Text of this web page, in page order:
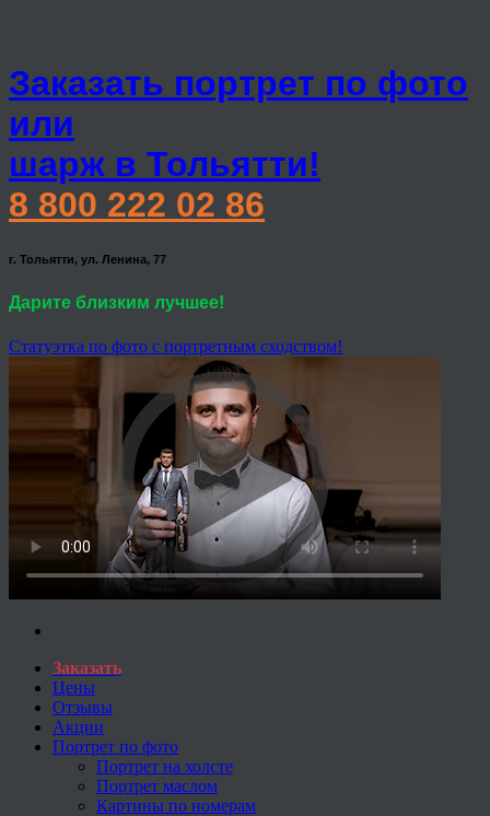
Заказать портрет по фото
или
шарж в Тольятти!
8 800 222 02 86
г. Тольятти, ул. Ленина, 77
Дарите близким лучшее!
Статуэтка по фото с портретным сходством!
Заказать
Цены
Отзывы
Акции
Портрет по фото
Портрет на холсте
Портрет маслом
Картины по номерам